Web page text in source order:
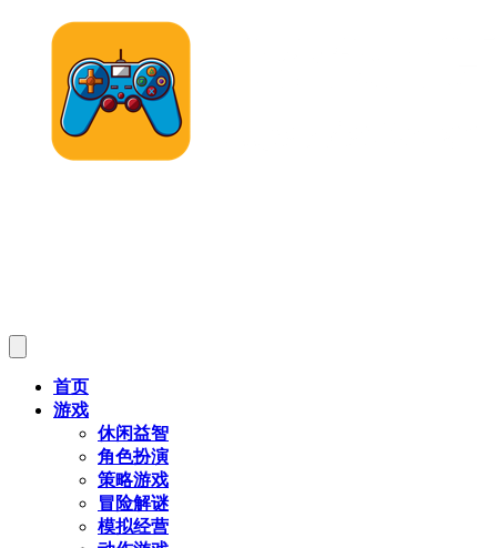
首页
游戏
休闲益智
角色扮演
策略游戏
冒险解谜
模拟经营